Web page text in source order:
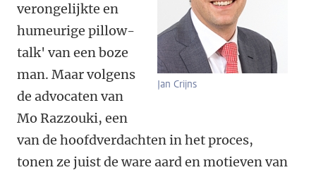
Jan Crijns
verongelijkte en
humeurige pillow-
talk' van een boze
man. Maar volgens
de advocaten van
Mo Razzouki, een
van de hoofdverdachten in het proces,
tonen ze juist de ware aard en motieven van